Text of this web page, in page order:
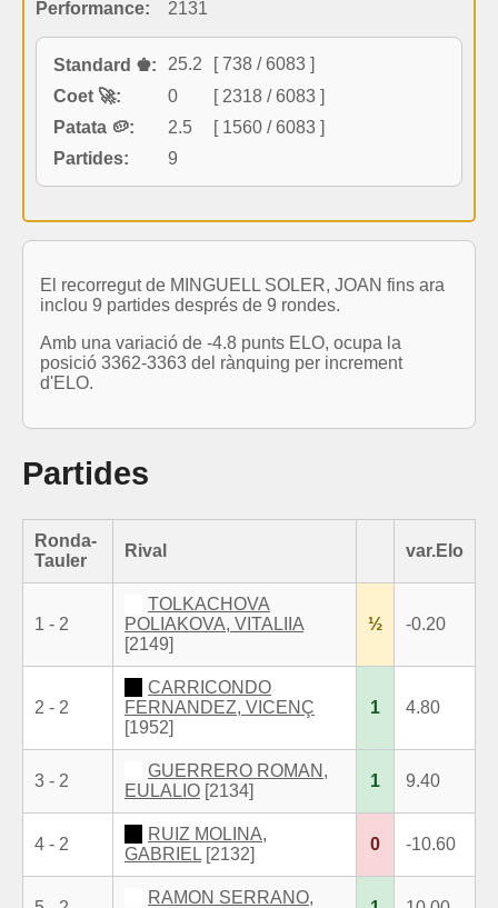
Performance:
2131
Standard ♚: 25.2
[ 738 / 6083 ]
Coet 🚀:
0
[ 2318 / 6083 ]
Patata 🥔:
2.5
[ 1560 / 6083 ]
Partides:
9
El recorregut de MINGUELL SOLER, JOAN fins ara
inclou 9 partides després de 9 rondes.
Amb una variació de -4.8 punts ELO, ocupa la
posició 3362-3363 del rànquing per increment
d'ELO.
Partides
Ronda-
Tauler
Rival var.Elo
1 - 2
TOLKACHOVA
POLIAKOVA, VITALIIA
[2149]
½ -0.20
2 - 2
CARRICONDO
FERNANDEZ, VICENÇ
[1952]
1 4.80
3 - 2
GUERRERO ROMAN,
EULALIO [2134]
1 9.40
4 - 2
RUIZ MOLINA,
GABRIEL [2132]
0 -10.60
RAMON SERRANO,